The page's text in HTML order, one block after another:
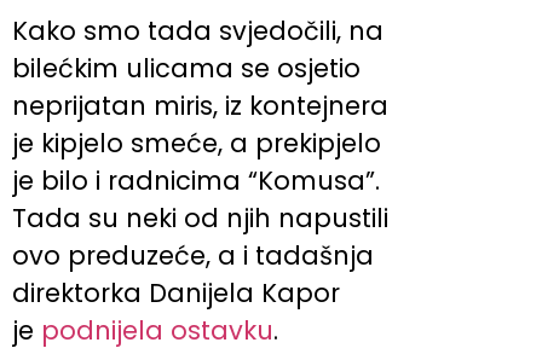
Kako smo tada svjedočili, na
bilećkim ulicama se osjetio
neprijatan miris, iz kontejnera
je kipjelo smeće, a prekipjelo
je bilo i radnicima “Komusa”.
Tada su neki od njih napustili
ovo preduzeće, a i tadašnja
direktorka Danijela Kapor
je podnijela ostavku.